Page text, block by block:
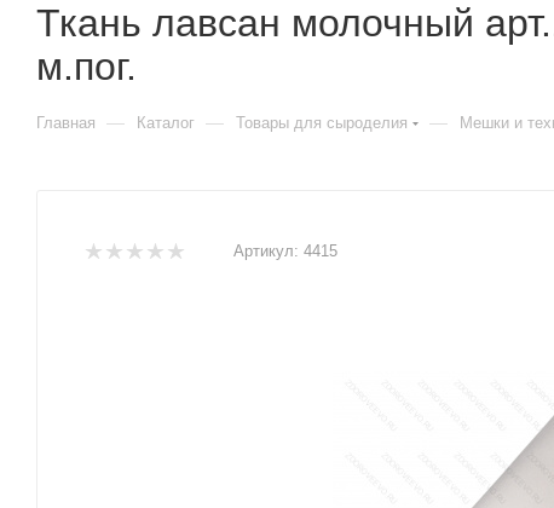
Ткань лавсан молочный
м.пог.
Главная — Каталог — Товары для сыроделия — Мешки и
Артикул: 4415